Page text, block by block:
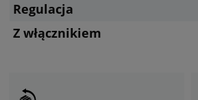
Regulacja
Z włącznikiem